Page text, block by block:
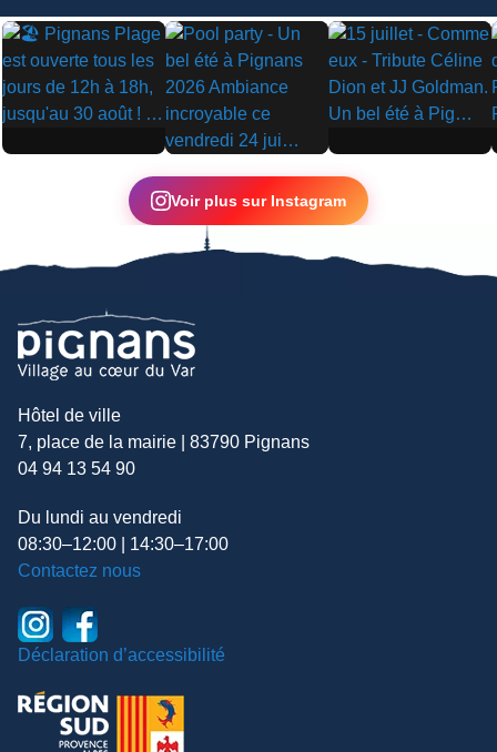
▶
▶
▶
Voir plus sur Instagram
Hôtel de ville
7, place de la mairie | 83790 Pignans
04 94 13 54 90
Du lundi au vendredi
08:30–12:00 | 14:30–17:00
Contactez nous
Déclaration d’accessibilité